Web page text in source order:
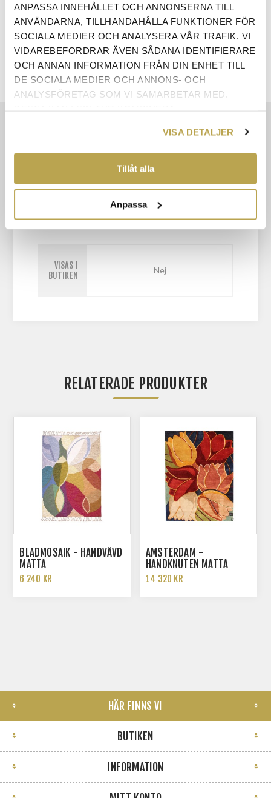
ANPASSA INNEHÅLLET OCH ANNONSERNA TILL
ANVÄNDARNA, TILLHANDAHÅLLA FUNKTIONER FÖR
SOCIALA MEDIER OCH ANALYSERA VÅR TRAFIK. VI
VIDAREBEFORDRAR ÄVEN SÅDANA IDENTIFIERARE
OCH ANNAN INFORMATION FRÅN DIN ENHET TILL
DE SOCIALA MEDIER OCH ANNONS- OCH
ANALYSFÖRETAG SOM VI SAMARBETAR MED.
DU HAR TILLHANDAHÅLLIT ELLER SOM DE HAR
SAMLAT IN NÄR DU HAR ANVÄNT DERAS
VISA DETALJER
Tillåt alla
Anpassa
EGENSKAPER
RECENSIONER
ÅNGERRÄTT
KONTAKTA OSS
VISAS I
BUTIKEN
Nej
RELATERADE PRODUKTER
BLADMOSAIK - HANDVÄVD
MATTA
6 240 KR
AMSTERDAM -
HANDKNUTEN MATTA
14 320 KR
HÄR FINNS VI
BUTIKEN
INFORMATION